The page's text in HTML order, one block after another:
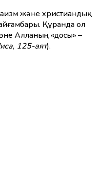
және христиандық
Құранда ол
Алланың «досы» –
125-аят).